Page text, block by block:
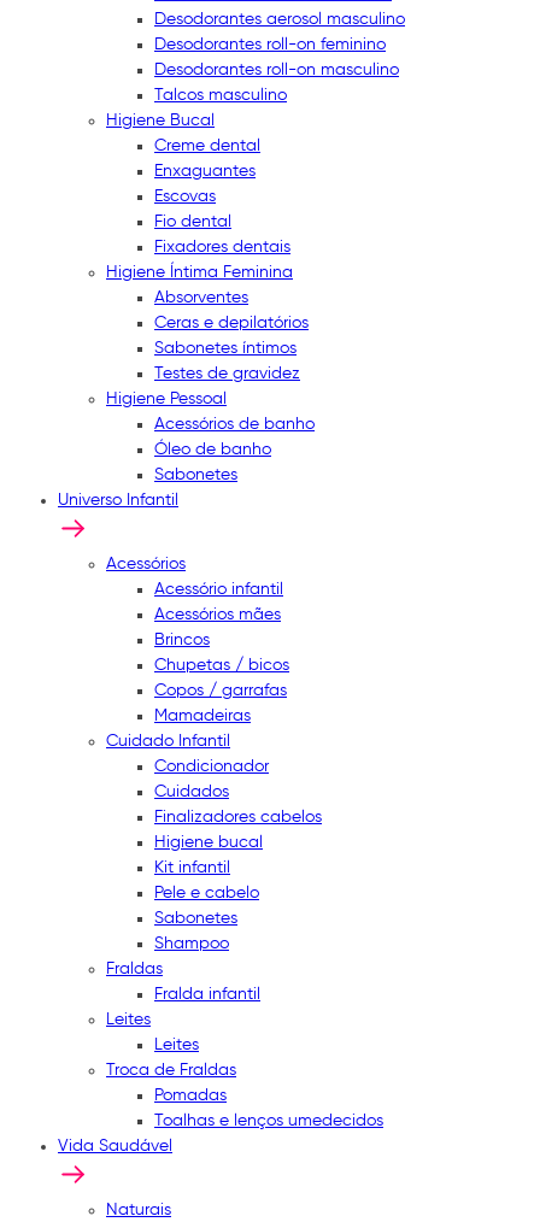
Desodorantes aerosol masculino
Desodorantes roll-on feminino
Desodorantes roll-on masculino
Talcos masculino
Higiene Bucal
Creme dental
Enxaguantes
Escovas
Fio dental
Fixadores dentais
Higiene Íntima Feminina
Absorventes
Ceras e depilatórios
Sabonetes íntimos
Testes de gravidez
Higiene Pessoal
Acessórios de banho
Óleo de banho
Sabonetes
Universo Infantil
Acessórios
Acessório infantil
Acessórios mães
Brincos
Chupetas / bicos
Copos / garrafas
Mamadeiras
Cuidado Infantil
Condicionador
Cuidados
Finalizadores cabelos
Higiene bucal
Kit infantil
Pele e cabelo
Sabonetes
Shampoo
Fraldas
Fralda infantil
Leites
Leites
Troca de Fraldas
Pomadas
Toalhas e lenços umedecidos
Vida Saudável
Naturais